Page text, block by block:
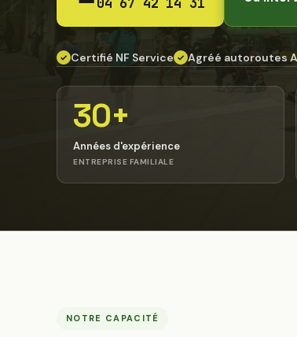
✓ Certifié NF Service ✓ Agréé autoroutes
30+
Années d'expérience
ENTREPRISE FAMILIALE
NOTRE CAPACITÉ